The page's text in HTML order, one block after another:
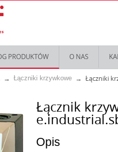
PRODUKTÓW O NAS
Łączniki krzywkowe Łączniki
Łącznik
Opis